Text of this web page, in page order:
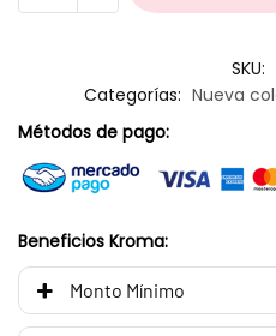
SKU:
Categorías: Nueva
Métodos de pago:
Beneficios Kroma:
Monto Mínimo